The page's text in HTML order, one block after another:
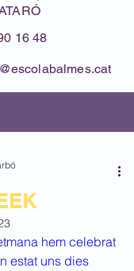
16 48
hem celebrat
estat uns dies